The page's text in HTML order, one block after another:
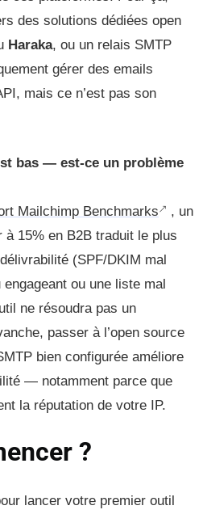
des solutions dédiées open
Haraka, ou un relais SMTP
gérer des emails
mais ce n’est pas son
bas — est-ce un problème
Mailchimp Benchmarks
, un
à 15% en B2B traduit le plus
(SPF/DKIM mal
ou une liste mal
ne résoudra pas un
passer à l’open source
bien configurée améliore
— notamment parce que
la réputation de votre IP.
?
lancer votre premier outil